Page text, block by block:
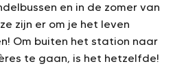
en in de zomer van
zijn er om je het leven
Om buiten het station naar
te gaan, is het hetzelfde!